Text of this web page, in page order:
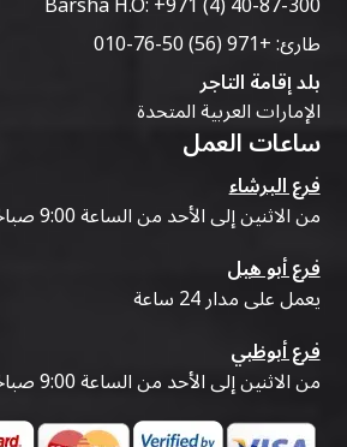
طارئ:+971 (56) 50-76-010
بلد إقامة التاجر
الإمارات العربية المتحدة
ساعات العمل
فرع البرشاء
من الاثنين إلى الأحد من الساعة 9:00 صباحًا حتى 07:00 مساءً
فرع أبو هيل
يعمل على مدار 24 ساعة
فرع أبوظبي
من الاثنين إلى الأحد من الساعة 9:00 صباحًا حتى 07:00 مساءً